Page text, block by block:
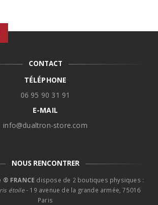
CONTACT
TÉLÉPHONE
06 95 90 31 91
E-MAIL
info@dualtron-store.com
NOUS RENCONTRER
® FRANCE dispose de 2 boutiques physiques :
étoile- 19 avenue de la grande armée, 75016
Paris